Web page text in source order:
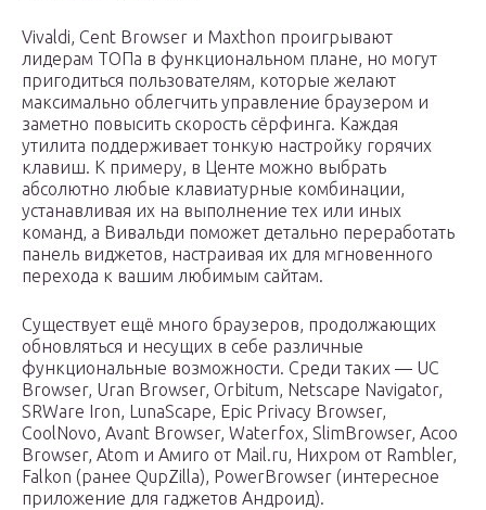
Vivaldi, Cent Browser и Maxthon проигрывают
лидерам ТОПа в функциональном плане, но могут
пригодиться пользователям, которые желают
максимально облегчить управление браузером и
заметно повысить скорость сёрфинга. Каждая
утилита поддерживает тонкую настройку горячих
клавиш. К примеру, в Центе можно выбрать
абсолютно любые клавиатурные комбинации,
устанавливая их на выполнение тех или иных
команд, а Вивальди поможет детально переработать
панель виджетов, настраивая их для мгновенного
перехода к вашим любимым сайтам.
Существует ещё много браузеров, продолжающих
обновляться и несущих в себе различные
функциональные возможности. Среди таких — UC
Browser, Uran Browser, Orbitum, Netscape Navigator,
SRWare Iron, LunaScape, Epic Privacy Browser,
CoolNovo, Avant Browser, Waterfox, SlimBrowser, Acoo
Browser, Atom и Амиго от Mail.ru, Нихром от Rambler,
Falkon (ранее QupZilla), PowerBrowser (интересное
приложение для гаджетов Андроид).